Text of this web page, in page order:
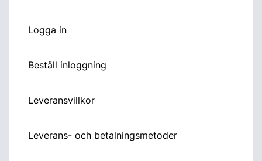
Logga in
Beställ inloggning
Leveransvillkor
Leverans- och betalningsmetoder